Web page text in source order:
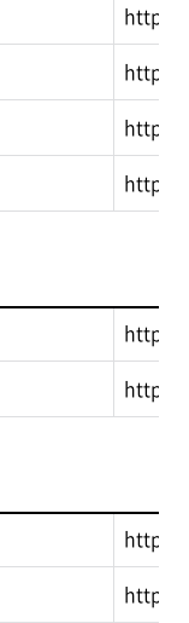
http://
http://
http://
http://
http://
http://
http://
http://